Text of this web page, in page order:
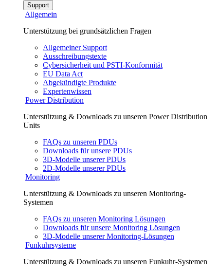
Support
Allgemein
Unterstützung bei grundsätzlichen Fragen
Allgemeiner Support
Ausschreibungstexte
Cybersicherheit und PSTI-Konformität
EU Data Act
Abgekündigte Produkte
Expertenwissen
Power Distribution
Unterstützung & Downloads zu unseren Power Distribution
Units
FAQs zu unseren PDUs
Downloads für unsere PDUs
3D-Modelle unserer PDUs
2D-Modelle unserer PDUs
Monitoring
Unterstützung & Downloads zu unseren Monitoring-
Systemen
FAQs zu unseren Monitoring Lösungen
Downloads für unsere Monitoring Lösungen
3D-Modelle unserer Monitoring-Lösungen
Funkuhrsysteme
Unterstützung & Downloads zu unseren Funkuhr-Systemen